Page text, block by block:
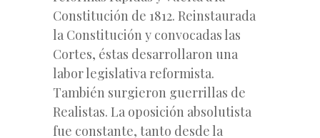
Constitución de 1812. Reinstaurada
la Constitución y convocadas las
Cortes, éstas desarrollaron una
labor legislativa reformista.
También surgieron guerrillas de
Realistas. La oposición absolutista
fue constante, tanto desde la